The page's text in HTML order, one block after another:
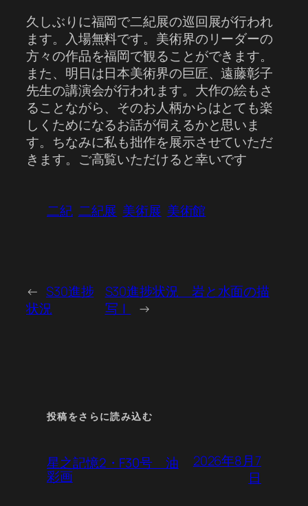
久しぶりに福岡で二紀展の巡回展が行われ
ます。入場無料です。美術界のリーダーの
方々の作品を福岡で観ることができます。
また、明日は日本美術界の巨匠、遠藤彰子
先生の講演会が行われます。大作の絵もさ
ることながら、そのお人柄からはとても楽
しくためになるお話が伺えるかと思いま
す。ちなみに私も拙作を展示させていただ
きます。ご高覧いただけると幸いです
二紀 二紀展 美術展 美術館
← S30進捗
状況
S30進捗状況 岩と水面の描
写Ⅰ
→
投稿をさらに読み込む
星之記憶2・F30号 油
彩画
2026年8月7
日